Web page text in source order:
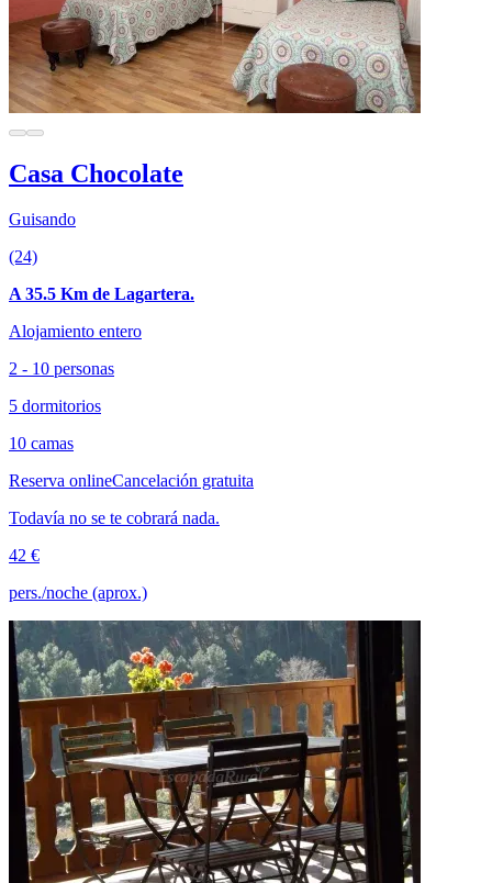
Casa Chocolate
Guisando
(24)
A 35.5 Km de Lagartera.
Alojamiento entero
2 - 10 personas
5 dormitorios
10 camas
Reserva onlineCancelación gratuita
Todavía no se te cobrará nada.
42 €
pers./noche (aprox.)